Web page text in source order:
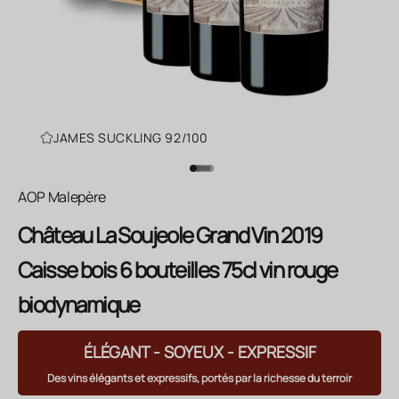
JAMES SUCKLING 92/100
Aller à l'élément 1
Aller à l'élément 2
Aller à l'élément 3
Aller à l'élément 4
Aller à l'élément 5
Aller à l'élément 6
AOP Malepère
Château La Soujeole Grand Vin 2019
Caisse bois 6 bouteilles 75cl vin rouge
biodynamique
ÉLÉGANT - SOYEUX - EXPRESSIF
Des vins élégants et expressifs, portés par la richesse du terroir